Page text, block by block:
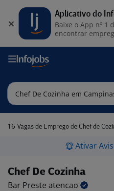
16 Vagas de Emprego de Chef de
Ativar
Chef De Cozinha
Bar Preste atencao
Aplicativo do
Baixe o App nº 1
encontrar